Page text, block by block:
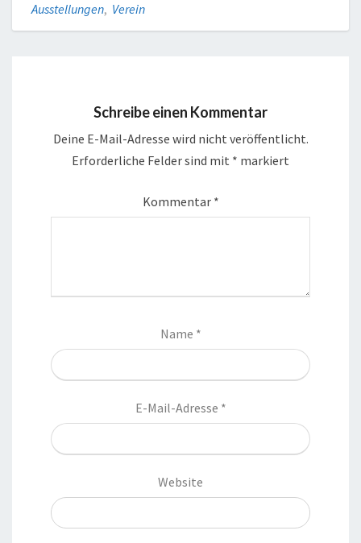
Ausstellungen, Verein
Schreibe einen Kommentar
Deine E-Mail-Adresse wird nicht veröffentlicht.
Erforderliche Felder sind mit * markiert
Kommentar *
Name *
E-Mail-Adresse *
Website